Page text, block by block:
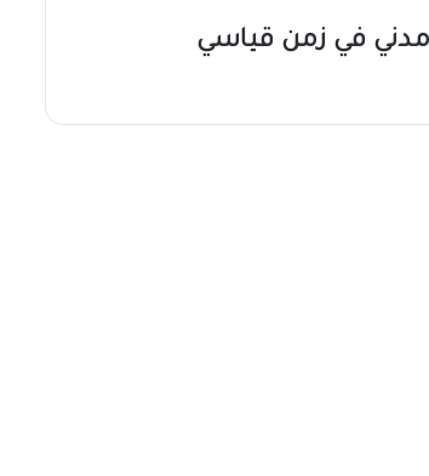
مدني في زمن قياسي